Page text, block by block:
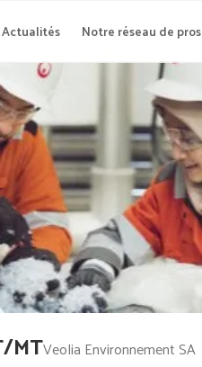
Actualités Notre réseau de pros
MTVeolia Environnement SA